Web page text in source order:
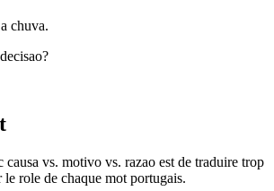
chuva.
causa vs. motivo vs. razao est de traduire trop
role de chaque mot portugais.